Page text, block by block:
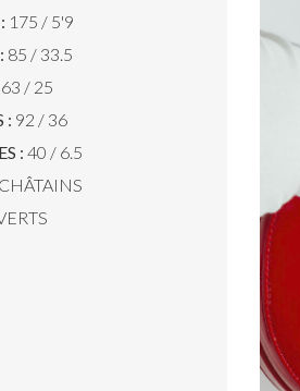
175 / 5'9
85 / 33.5
/ 25
: 92 / 36
: 40 / 6.5